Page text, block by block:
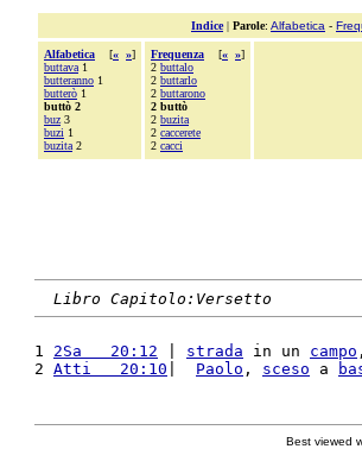
Indice| Parole: Alfabetica -
Alfabetica [« »]
buttava 1
butteranno 1
butterò 1
buttò 2
buz 3
buzi 1
buzita 2
Frequenza [« »]
2 buttalo
2 buttarlo
2 buttarono
2 buttò
2 buzita
2 caccerete
2 cacci
Libro Capitolo:Versetto
1 2Sa   20:12 strada in un campo
2 Atti   20:10 Paolo , sceso a
Best viewed